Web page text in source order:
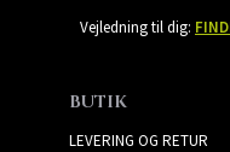
Vejledning til dig:
BUTIK
LEVERING OG RETUR